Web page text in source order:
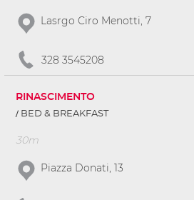
Lasrgo Ciro Menotti, 7
328 3545208
RINASCIMENTO
BED & BREAKFAST
30m
Piazza Donati, 13